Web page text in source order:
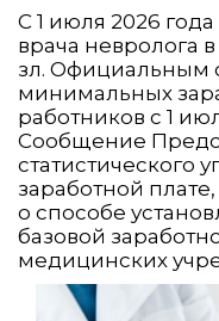
С 1 июля 2026
врача невролога
зл. Официальным
минимальных
работников с 1
Сообщение
статистического
заработной
о способе
базовой
медицинских